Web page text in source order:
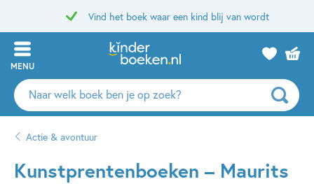
Vind het boek waar een kind blij van wordt
MENU
Zoeken
naar
auteurs
uitgevers
Actie & avontuur
Kunstprentenboeken – Maurits